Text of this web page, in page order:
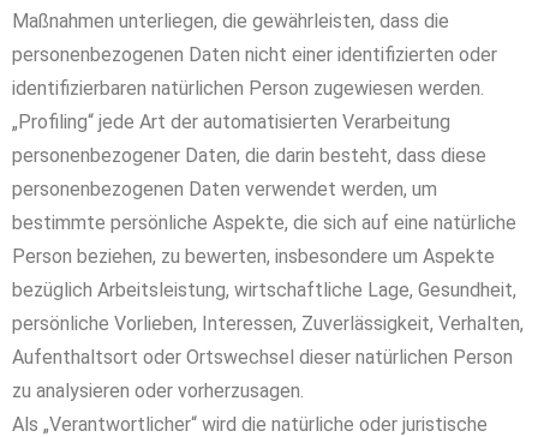
Maßnahmen unterliegen, die gewährleisten, dass die
personenbezogenen Daten nicht einer identifizierten oder
identifizierbaren natürlichen Person zugewiesen werden.
„Profiling“ jede Art der automatisierten Verarbeitung
personenbezogener Daten, die darin besteht, dass diese
personenbezogenen Daten verwendet werden, um
bestimmte persönliche Aspekte, die sich auf eine natürliche
Person beziehen, zu bewerten, insbesondere um Aspekte
bezüglich Arbeitsleistung, wirtschaftliche Lage, Gesundheit,
persönliche Vorlieben, Interessen, Zuverlässigkeit, Verhalten,
Aufenthaltsort oder Ortswechsel dieser natürlichen Person
zu analysieren oder vorherzusagen.
Als „Verantwortlicher“ wird die natürliche oder juristische